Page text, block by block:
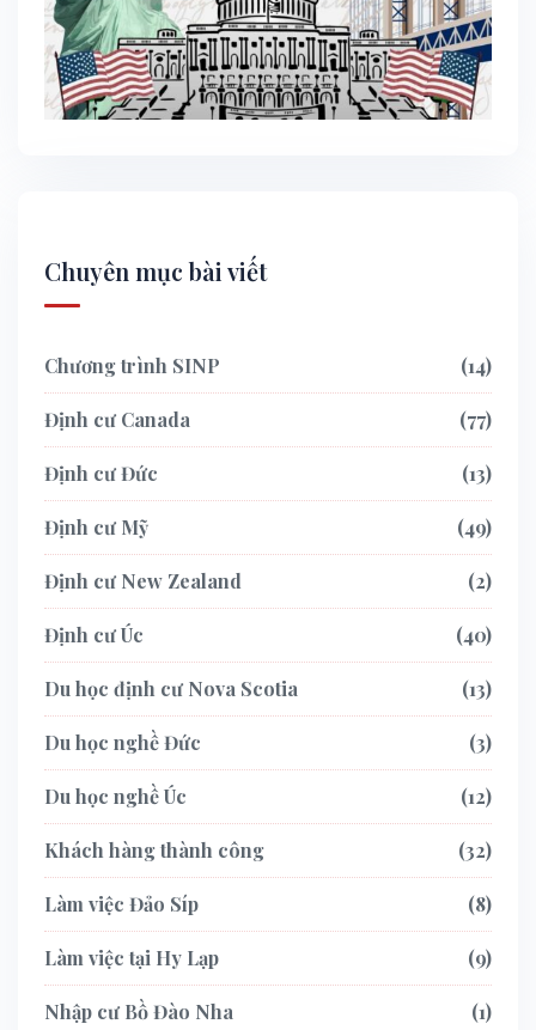
Chuyên mục bài viết
Chương trình SINP 14
Định cư Canada 77
Định cư Đức 13
Định cư Mỹ 49
Định cư New Zealand 2
Định cư Úc 40
Du học định cư Nova Scotia 13
Du học nghề Đức 3
Du học nghề Úc 12
Khách hàng thành công 32
Làm việc Đảo Síp 8
Làm việc tại Hy Lạp 9
Nhập cư Bồ Đào Nha 1